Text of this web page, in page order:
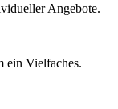
Angebote.
ein Vielfaches.